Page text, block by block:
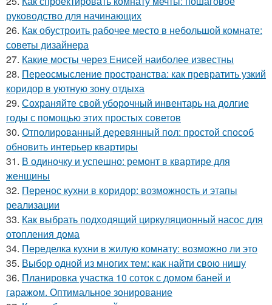
руководство для начинающих
26. Как обустроить рабочее место в небольшой комнате:
советы дизайнера
27. Какие мосты через Енисей наиболее известны
28. Переосмысление пространства: как превратить узкий
коридор в уютную зону отдыха
29. Сохраняйте свой уборочный инвентарь на долгие
годы с помощью этих простых советов
30. Отполированный деревянный пол: простой способ
обновить интерьер квартиры
31. В одиночку и успешно: ремонт в квартире для
женщины
32. Перенос кухни в коридор: возможность и этапы
реализации
33. Как выбрать подходящий циркуляционный насос для
отопления дома
34. Переделка кухни в жилую комнату: возможно ли это
35. Выбор одной из многих тем: как найти свою нишу
36. Планировка участка 10 соток с домом баней и
гаражом. Оптимальное зонирование